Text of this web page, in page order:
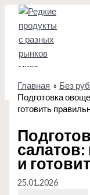
Перейти
содержимому
Главная
Без
Подготовка
готовить
салатов:
и
25.01.2026